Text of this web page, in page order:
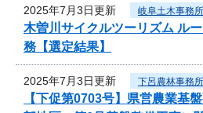
2025年7月3日更新 岐阜土木事務所
木曽川サイクルツーリズム ル
務【選定結果】
2025年7月3日更新 下呂農林事務所
【下促第0703号】県営農業基